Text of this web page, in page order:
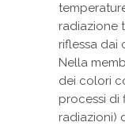
radiazione
riflessa dai
Nella
dei colori
processi di
radiazioni)